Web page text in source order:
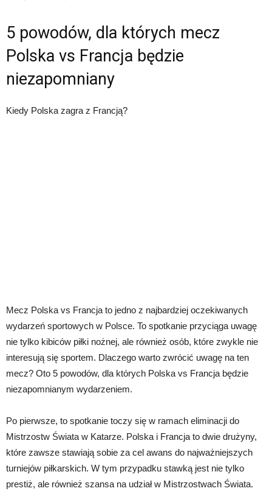
5 powodów, dla których mecz
Polska vs Francja będzie
niezapomniany
Kiedy Polska zagra z Francją?
Mecz Polska vs Francja to jedno z najbardziej oczekiwanych
wydarzeń sportowych w Polsce. To spotkanie przyciąga uwagę
nie tylko kibiców piłki nożnej, ale również osób, które zwykle nie
interesują się sportem. Dlaczego warto zwrócić uwagę na ten
mecz? Oto 5 powodów, dla których Polska vs Francja będzie
niezapomnianym wydarzeniem.
Po pierwsze, to spotkanie toczy się w ramach eliminacji do
Mistrzostw Świata w Katarze. Polska i Francja to dwie drużyny,
które zawsze stawiają sobie za cel awans do najważniejszych
turniejów piłkarskich. W tym przypadku stawką jest nie tylko
prestiż, ale również szansa na udział w Mistrzostwach Świata.